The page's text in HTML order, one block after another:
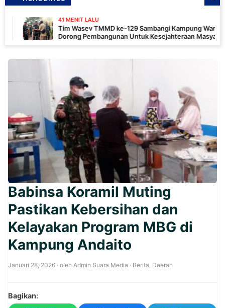
41 MENIT LALU
Tim Wasev TMMD ke-129 Sambangi Kampung Wanam,
Dorong Pembangunan Untuk Kesejahteraan Masyarakat
Babinsa Koramil Muting
Pastikan Kebersihan dan
Kelayakan Program MBG di
Kampung Andaito
Januari 28, 2026 · oleh Admin Suara Media · Berita, Daerah
Bagikan: